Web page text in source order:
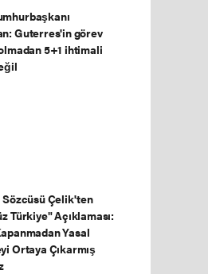
Guterres'in görev
5+1 ihtimali
Çelik'ten
Türkiye" Açıklaması:
Yasal
Ortaya Çıkarmış